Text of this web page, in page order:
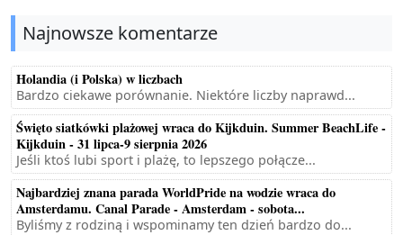
Najnowsze komentarze
Holandia (i Polska) w liczbach
Bardzo ciekawe porównanie. Niektóre liczby naprawd...
Święto siatkówki plażowej wraca do Kijkduin. Summer BeachLife -
Kijkduin - 31 lipca-9 sierpnia 2026
Jeśli ktoś lubi sport i plażę, to lepszego połącze...
Najbardziej znana parada WorldPride na wodzie wraca do
Amsterdamu. Canal Parade - Amsterdam - sobota...
Byliśmy z rodziną i wspominamy ten dzień bardzo do...